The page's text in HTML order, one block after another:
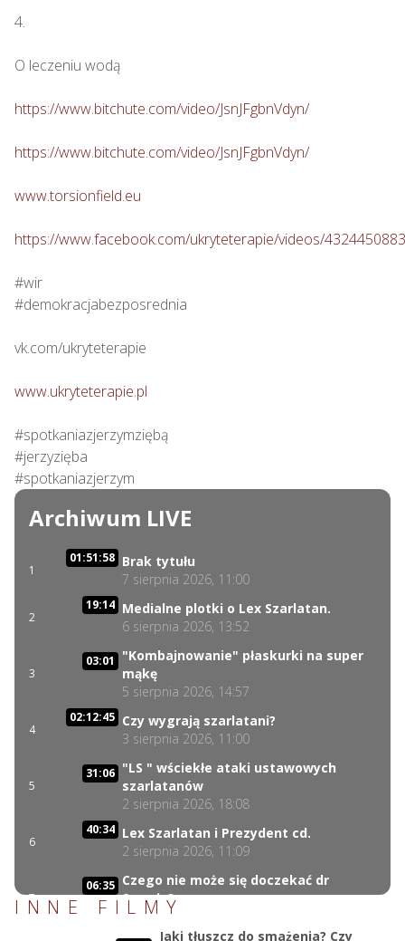
4.
O leczeniu wodą
https://www.bitchute.com/video/JsnJFgbnVdyn/
https://www.bitchute.com/video/JsnJFgbnVdyn/
www.torsionfield.eu
https://www.facebook.com/ukryteterapie/videos/
#wir
#demokracjabezposrednia
vk.com/ukryteterapie
www.ukryteterapie.pl
#spotkaniazjerzymziębą
#jerzyzięba
#spotkaniazjerzym
Archiwum LIVE
1
01:51:58 Brak tytułu
7 sierpnia 2026, 11:00
2
19:14 Medialne plotki o Lex Szarlatan.
6 sierpnia 2026, 13:52
3
03:01
"Kombajnowanie" płaskurki na super
mąkę
5 sierpnia 2026, 14:57
4
02:12:45 Czy wygrają szarlatani?
3 sierpnia 2026, 11:00
5
31:06 "LS " wściekłe ataki ustawowych
szarlatanów
2 sierpnia 2026, 18:08
6
40:34 Lex Szarlatan i Prezydent cd.
2 sierpnia 2026, 11:09
7
06:35 Czego nie może się doczekać dr
Suwała?
1 sierpnia 2026, 16:01
INNE FILMY
Jaki tłuszcz do smażenia? Czy